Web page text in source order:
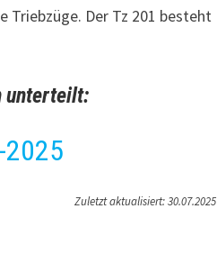
Triebzüge. Der Tz 201 besteht
unterteilt:
Zuletzt aktualisiert: 30.07.2025